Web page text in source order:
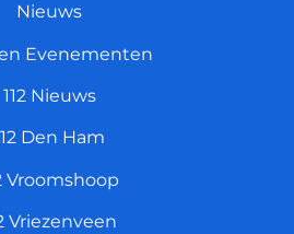
Nieuws
Evenementen
112 Nieuws
Den Ham
Vroomshoop
Vriezenveen